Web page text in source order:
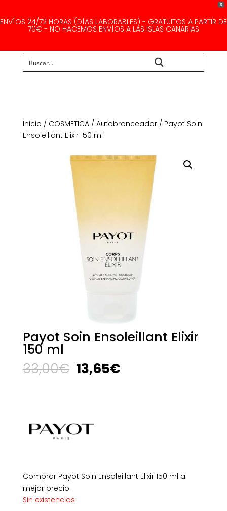
X
ENVÍOS 24/72 HORAS (DÍAS LABORABLES) - GRATUITOS A PARTIR DE
70€ - NO HACEMOS ENVÍOS A LAS ISLAS CANARIAS
Inicio / COSMETICA/ Autobronceador/ Payot Soin
Ensoleillant Elixir 150 ml
Payot Soin Ensoleillant Elixir
150 ml
33,00€ El
precio
13,65€El
Comprar Payot Soin Ensoleillant Elixir 150 ml al
mejor precio.
Sin existencias